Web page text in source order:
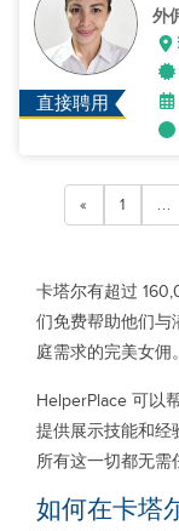
直接聘用
外
« 1 ...
卡塔尔有超过
们免费帮助他们与
庭需求的完美女佣
HelperPlace 可以
提供展示技能和经
所有这一切都无需
如何在卡塔